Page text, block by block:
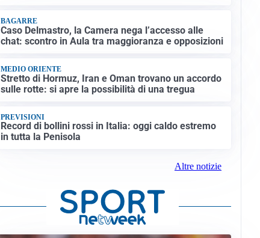
BAGARRE
Caso Delmastro, la Camera nega l’accesso alle
chat: scontro in Aula tra maggioranza e opposizioni
MEDIO ORIENTE
Stretto di Hormuz, Iran e Oman trovano un accordo
sulle rotte: si apre la possibilità di una tregua
PREVISIONI
Record di bollini rossi in Italia: oggi caldo estremo
in tutta la Penisola
Altre notizie